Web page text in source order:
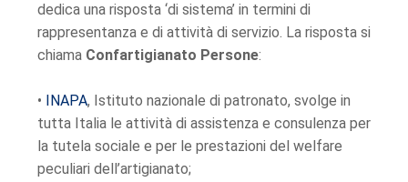
dedica una risposta ‘di sistema’ in termini di
rappresentanza e di attività di servizio. La risposta si
chiama Confartigianato Persone:
• INAPA, Istituto nazionale di patronato, svolge in
tutta Italia le attività di assistenza e consulenza per
la tutela sociale e per le prestazioni del welfare
peculiari dell’artigianato;